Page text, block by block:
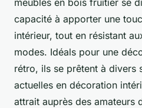
capacité à apporter une
intérieur, tout en résistant
modes. Idéals pour une
rétro, ils se prêtent à divers
actuelles en décoration
attrait auprès des amateurs